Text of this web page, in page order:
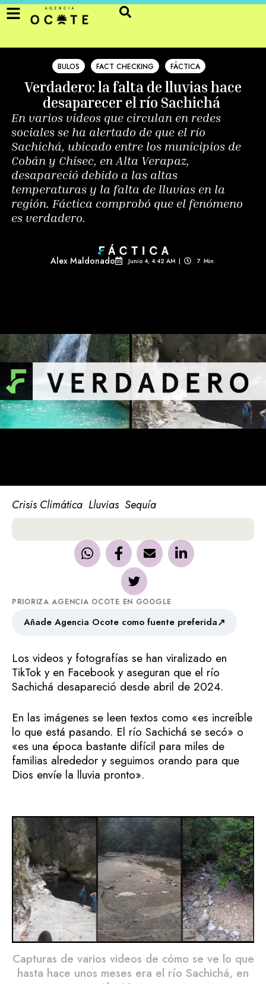
BULOS FACT CHECKING FÁCTICA
Verdadero: la falta de lluvias hace
desaparecer el río Sachichá
En varios videos que circulan en redes
sociales se ha alertado de que el río
Sachichá, ubicado entre los municipios de
Cobán y Chisec, en Alta Verapaz,
desapareció debido a las altas
temperaturas y la falta de lluvias en la
región. Fáctica comprobó que el fenómeno
es verdadero.
Alex Maldonado Junio 4, 4:42 AM | 7 Min
Crisis Climática Lluvias Sequía
PRIORIZA AGENCIA OCOTE EN GOOGLE
Añade Agencia Ocote como fuente preferida↗
Los videos y fotografías se han viralizado en
TikTok y en Facebook y aseguran que el río
Sachichá desapareció desde abril de 2024.
En las imágenes se leen textos como «es increíble
lo que está pasando. El río Sachichá se secó» o
«es una época bastante difícil para miles de
familias alrededor y seguimos orando para que
Dios envíe la lluvia pronto».
Capturas de varios videos de cómo se ve lo que
hasta hace unos meses era el río Sachichá, en